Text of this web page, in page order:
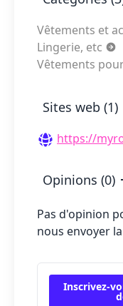
Vêtements et
Lingerie, etc
Vêtements
Sites web (1)
https://
Opinions (0)
Pas d'opinion
nous envoyer
Inscrivez-